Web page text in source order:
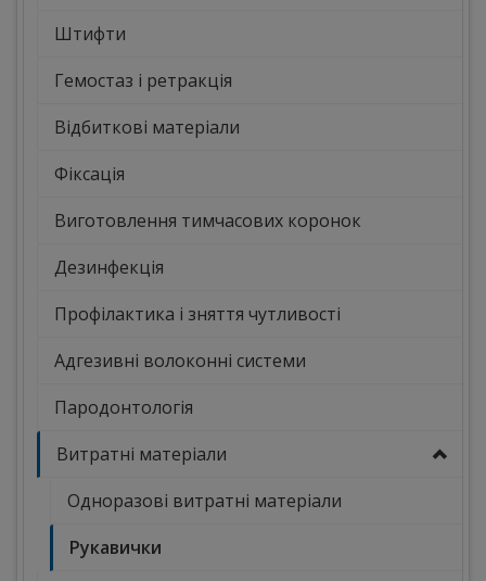
Штифти
Гемостаз і ретракція
Відбиткові матеріали
Фіксація
Виготовлення тимчасових коронок
Дезинфекція
Профілактика і зняття чутливості
Адгезивні волоконні системи
Пародонтологія
Витратні матеріали
Одноразові витратні матеріали
Рукавички